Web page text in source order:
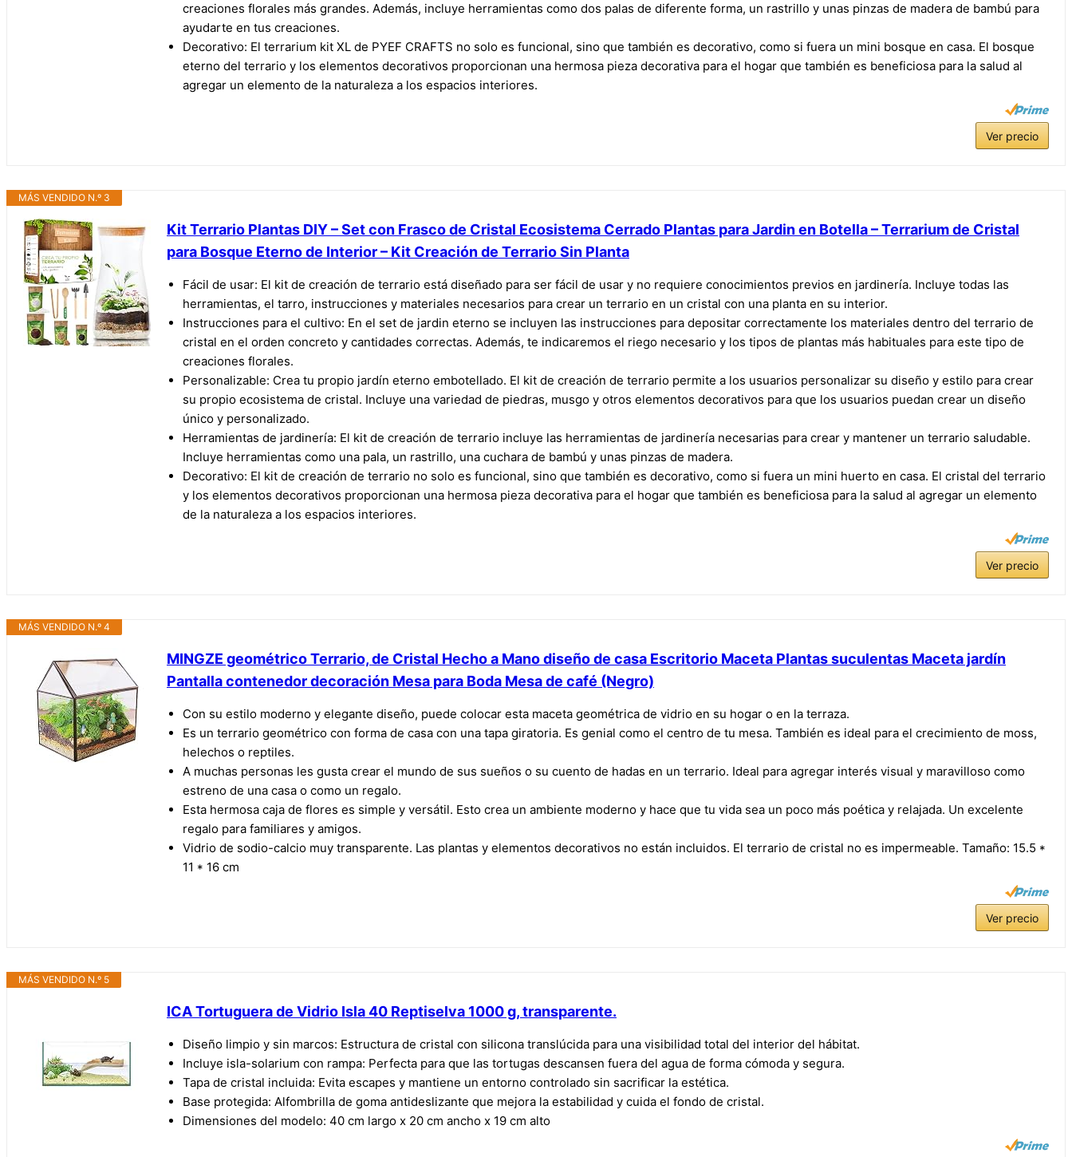
creaciones florales más grandes. Además, incluye herramientas como dos palas de diferente forma, un rastrillo y unas pinzas de madera de bambú para
ayudarte en tus creaciones.
Decorativo: El terrarium kit XL de PYEF CRAFTS no solo es funcional, sino que también es decorativo, como si fuera un mini bosque en casa. El bosque
eterno del terrario y los elementos decorativos proporcionan una hermosa pieza decorativa para el hogar que también es beneficiosa para la salud al
agregar un elemento de la naturaleza a los espacios interiores.
Ver precio
MÁS VENDIDO N.º 3
Kit Terrario Plantas DIY – Set con Frasco de Cristal Ecosistema Cerrado Plantas para Jardin en Botella – Terrarium de Cristal
para Bosque Eterno de Interior – Kit Creación de Terrario Sin Planta
Fácil de usar: El kit de creación de terrario está diseñado para ser fácil de usar y no requiere conocimientos previos en jardinería. Incluye todas las
herramientas, el tarro, instrucciones y materiales necesarios para crear un terrario en un cristal con una planta en su interior.
Instrucciones para el cultivo: En el set de jardin eterno se incluyen las instrucciones para depositar correctamente los materiales dentro del terrario de
cristal en el orden concreto y cantidades correctas. Además, te indicaremos el riego necesario y los tipos de plantas más habituales para este tipo de
creaciones florales.
Personalizable: Crea tu propio jardín eterno embotellado. El kit de creación de terrario permite a los usuarios personalizar su diseño y estilo para crear
su propio ecosistema de cristal. Incluye una variedad de piedras, musgo y otros elementos decorativos para que los usuarios puedan crear un diseño
único y personalizado.
Herramientas de jardinería: El kit de creación de terrario incluye las herramientas de jardinería necesarias para crear y mantener un terrario saludable.
Incluye herramientas como una pala, un rastrillo, una cuchara de bambú y unas pinzas de madera.
Decorativo: El kit de creación de terrario no solo es funcional, sino que también es decorativo, como si fuera un mini huerto en casa. El cristal del terrario
y los elementos decorativos proporcionan una hermosa pieza decorativa para el hogar que también es beneficiosa para la salud al agregar un elemento
de la naturaleza a los espacios interiores.
Ver precio
MÁS VENDIDO N.º 4
MINGZE geométrico Terrario, de Cristal Hecho a Mano diseño de casa Escritorio Maceta Plantas suculentas Maceta jardín
Pantalla contenedor decoración Mesa para Boda Mesa de café (Negro)
Con su estilo moderno y elegante diseño, puede colocar esta maceta geométrica de vidrio en su hogar o en la terraza.
Es un terrario geométrico con forma de casa con una tapa giratoria. Es genial como el centro de tu mesa. También es ideal para el crecimiento de moss,
helechos o reptiles.
A muchas personas les gusta crear el mundo de sus sueños o su cuento de hadas en un terrario. Ideal para agregar interés visual y maravilloso como
estreno de una casa o como un regalo.
Esta hermosa caja de flores es simple y versátil. Esto crea un ambiente moderno y hace que tu vida sea un poco más poética y relajada. Un excelente
regalo para familiares y amigos.
Vidrio de sodio-calcio muy transparente. Las plantas y elementos decorativos no están incluidos. El terrario de cristal no es impermeable. Tamaño: 15.5 *
11 * 16 cm
Ver precio
MÁS VENDIDO N.º 5
ICA Tortuguera de Vidrio Isla 40 Reptiselva 1000 g, transparente.
Diseño limpio y sin marcos: Estructura de cristal con silicona translúcida para una visibilidad total del interior del hábitat.
Incluye isla-solarium con rampa: Perfecta para que las tortugas descansen fuera del agua de forma cómoda y segura.
Tapa de cristal incluida: Evita escapes y mantiene un entorno controlado sin sacrificar la estética.
Base protegida: Alfombrilla de goma antideslizante que mejora la estabilidad y cuida el fondo de cristal.
Dimensiones del modelo: 40 cm largo x 20 cm ancho x 19 cm alto